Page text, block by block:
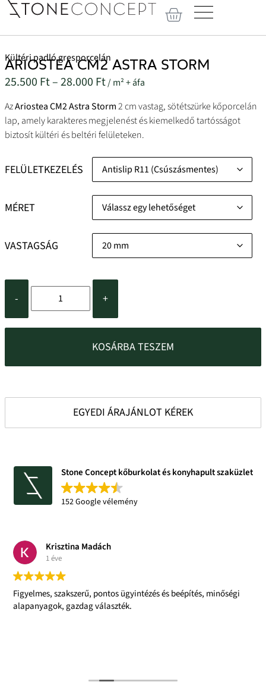
Kültéri padló gresporcelán
ARIOSTEA CM2 ASTRA STORM
25.500 Ft–28.000 Ft/ m² + áfa
AzAriostea CM2 Astra Storm2 cm vastag, sötétszürke kőporcelán
lap, amely karakteres megjelenést és kiemelkedő tartósságot
biztosít kültéri és beltéri felületeken.
FELÜLETKEZELÉS
MÉRET
VASTAGSÁG
- +
KOSÁRBA TESZEM
EGYEDI ÁRAJÁNLOT KÉREK
Stone Concept kőburkolat és konyhapult szaküzlet
152 Google vélemény
minőségi
Kedves, felkészült, tájékozott, ügyfélbarát
Profi, mindenre kiterjedő felmérés.